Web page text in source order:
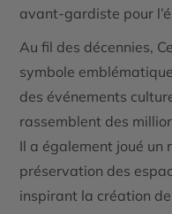
avant-gardiste pour
Au fil des décennies,
symbole
des événements
rassemblent des
Il a également joué un
préservation des
inspirant la création